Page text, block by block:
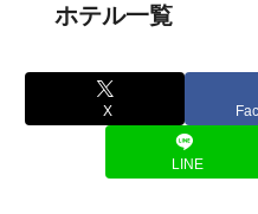
ホテル一覧
X
LINE